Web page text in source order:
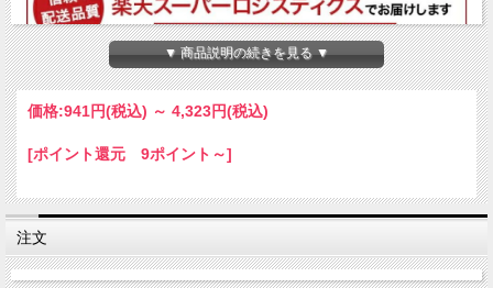
▼ 商品説明の続きを見る ▼
価格:941円(税込) ～ 4,323円(税込)
[ポイント還元 9ポイント～]
注文